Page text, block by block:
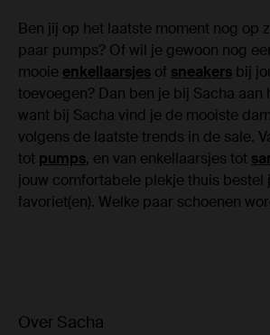
Ben jij op het laatste moment nog op
paar pumps? Of wil je gewoon nog
mooie enkellaarsjes of sneakers bij
toevoegen? Dan ben je bij Sacha aan
want bij Sacha vind je de mooiste
volgens de laatste trends in de sale.
tot pumps, en van enkellaarsjes tot
jouw comfortabele plekje thuis bestel
favoriet(en). Welke paar schoenen
Over Sacha